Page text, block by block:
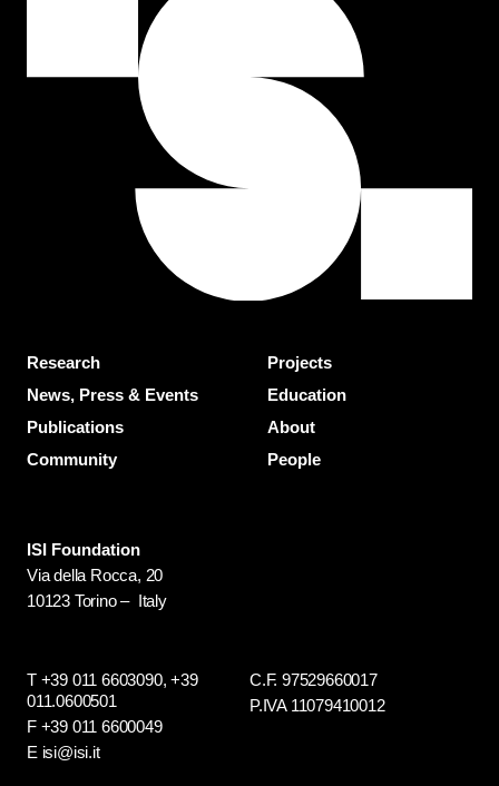
Research
Projects
News, Press & Events
Education
Publications
About
Community
People
ISI Foundation
Via della Rocca, 20
10123 Torino – Italy
T +39 011 6603090,+39
011.0600501
F +39 011 6600049
E isi@isi.it
C.F. 97529660017
P.IVA 11079410012